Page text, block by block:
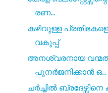
രണ...
കഴിവുള്ള
വകുപ്പ്
അനശ്വരനായ
പുനർജനിക്കാൻ ഒ...
ചർച്ചിൽ